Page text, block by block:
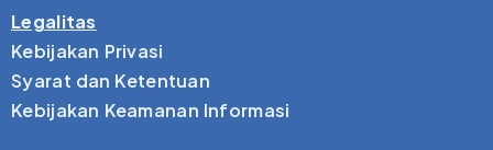
Legalitas
Kebijakan Privasi
Syarat dan Ketentuan
Kebijakan Keamanan Informasi